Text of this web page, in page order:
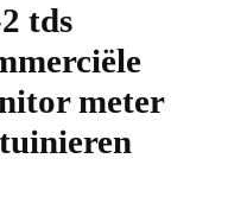
tds
meter